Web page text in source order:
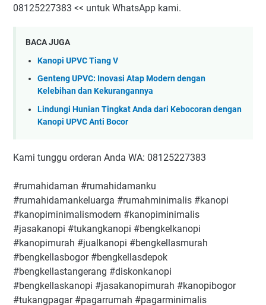
08125227383 << untuk WhatsApp kami.
BACA JUGA
Kanopi UPVC Tiang V
Genteng UPVC: Inovasi Atap Modern dengan
Kelebihan dan Kekurangannya
Lindungi Hunian Tingkat Anda dari Kebocoran dengan
Kanopi UPVC Anti Bocor
Kami tunggu orderan Anda WA: 08125227383
#rumahidaman #rumahidamanku
#rumahidamankeluarga #rumahminimalis #kanopi
#kanopiminimalismodern #kanopiminimalis
#jasakanopi #tukangkanopi #bengkelkanopi
#kanopimurah #jualkanopi #bengkellasmurah
#bengkellasbogor #bengkellasdepok
#bengkellastangerang #diskonkanopi
#bengkellaskanopi #jasakanopimurah #kanopibogor
#tukangpagar #pagarrumah #pagarminimalis